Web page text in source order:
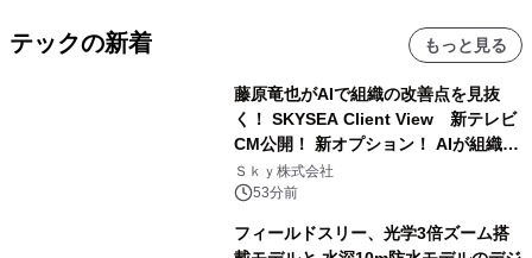
テックの新着 もっと見る
藤原竜也がAIで組織の改善点を見抜
く！ SKYSEA Client View 新テレビ
CM公開！ 新オプション！ AIが組織の
業務実態を分析し労務改善を支援。 藤
原竜也メイキング動画公開 「もしAIが
る自信がある」「昨年の夏はカブトム
Ｓｋｙ株式会社
53分前
フィールドスリー、光学3倍ズーム搭